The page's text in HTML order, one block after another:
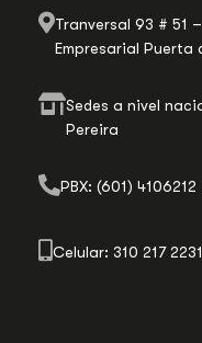
Tranversal 93 # 51
Empresarial Puerta
Sedes a nivel
Pereira
PBX: (601) 4106212
Celular: 310 217 2231